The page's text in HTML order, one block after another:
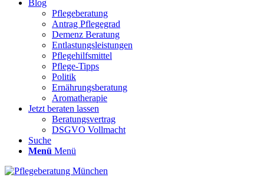
Blog
Pflegeberatung
Antrag Pflegegrad
Demenz Beratung
Entlastungsleistungen
Pflegehilfsmittel
Pflege-Tipps
Politik
Ernährungsberatung
Aromatherapie
Jetzt beraten lassen
Beratungsvertrag
DSGVO Vollmacht
Suche
Menü Menü